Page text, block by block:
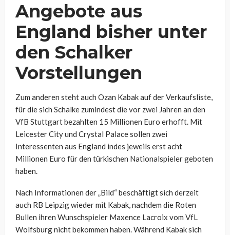
Angebote aus
England bisher unter
den Schalker
Vorstellungen
Zum anderen steht auch Ozan Kabak auf der Verkaufsliste,
für die sich Schalke zumindest die vor zwei Jahren an den
VfB Stuttgart bezahlten 15 Millionen Euro erhofft. Mit
Leicester City und Crystal Palace sollen zwei
Interessenten aus England indes jeweils erst acht
Millionen Euro für den türkischen Nationalspieler geboten
haben.
Nach Informationen der „Bild“ beschäftigt sich derzeit
auch RB Leipzig wieder mit Kabak, nachdem die Roten
Bullen ihren Wunschspieler Maxence Lacroix vom VfL
Wolfsburg nicht bekommen haben. Während Kabak sich